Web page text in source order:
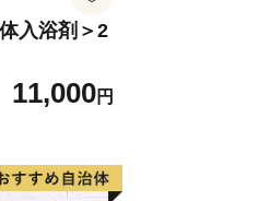
入浴剤＞2
11,000円